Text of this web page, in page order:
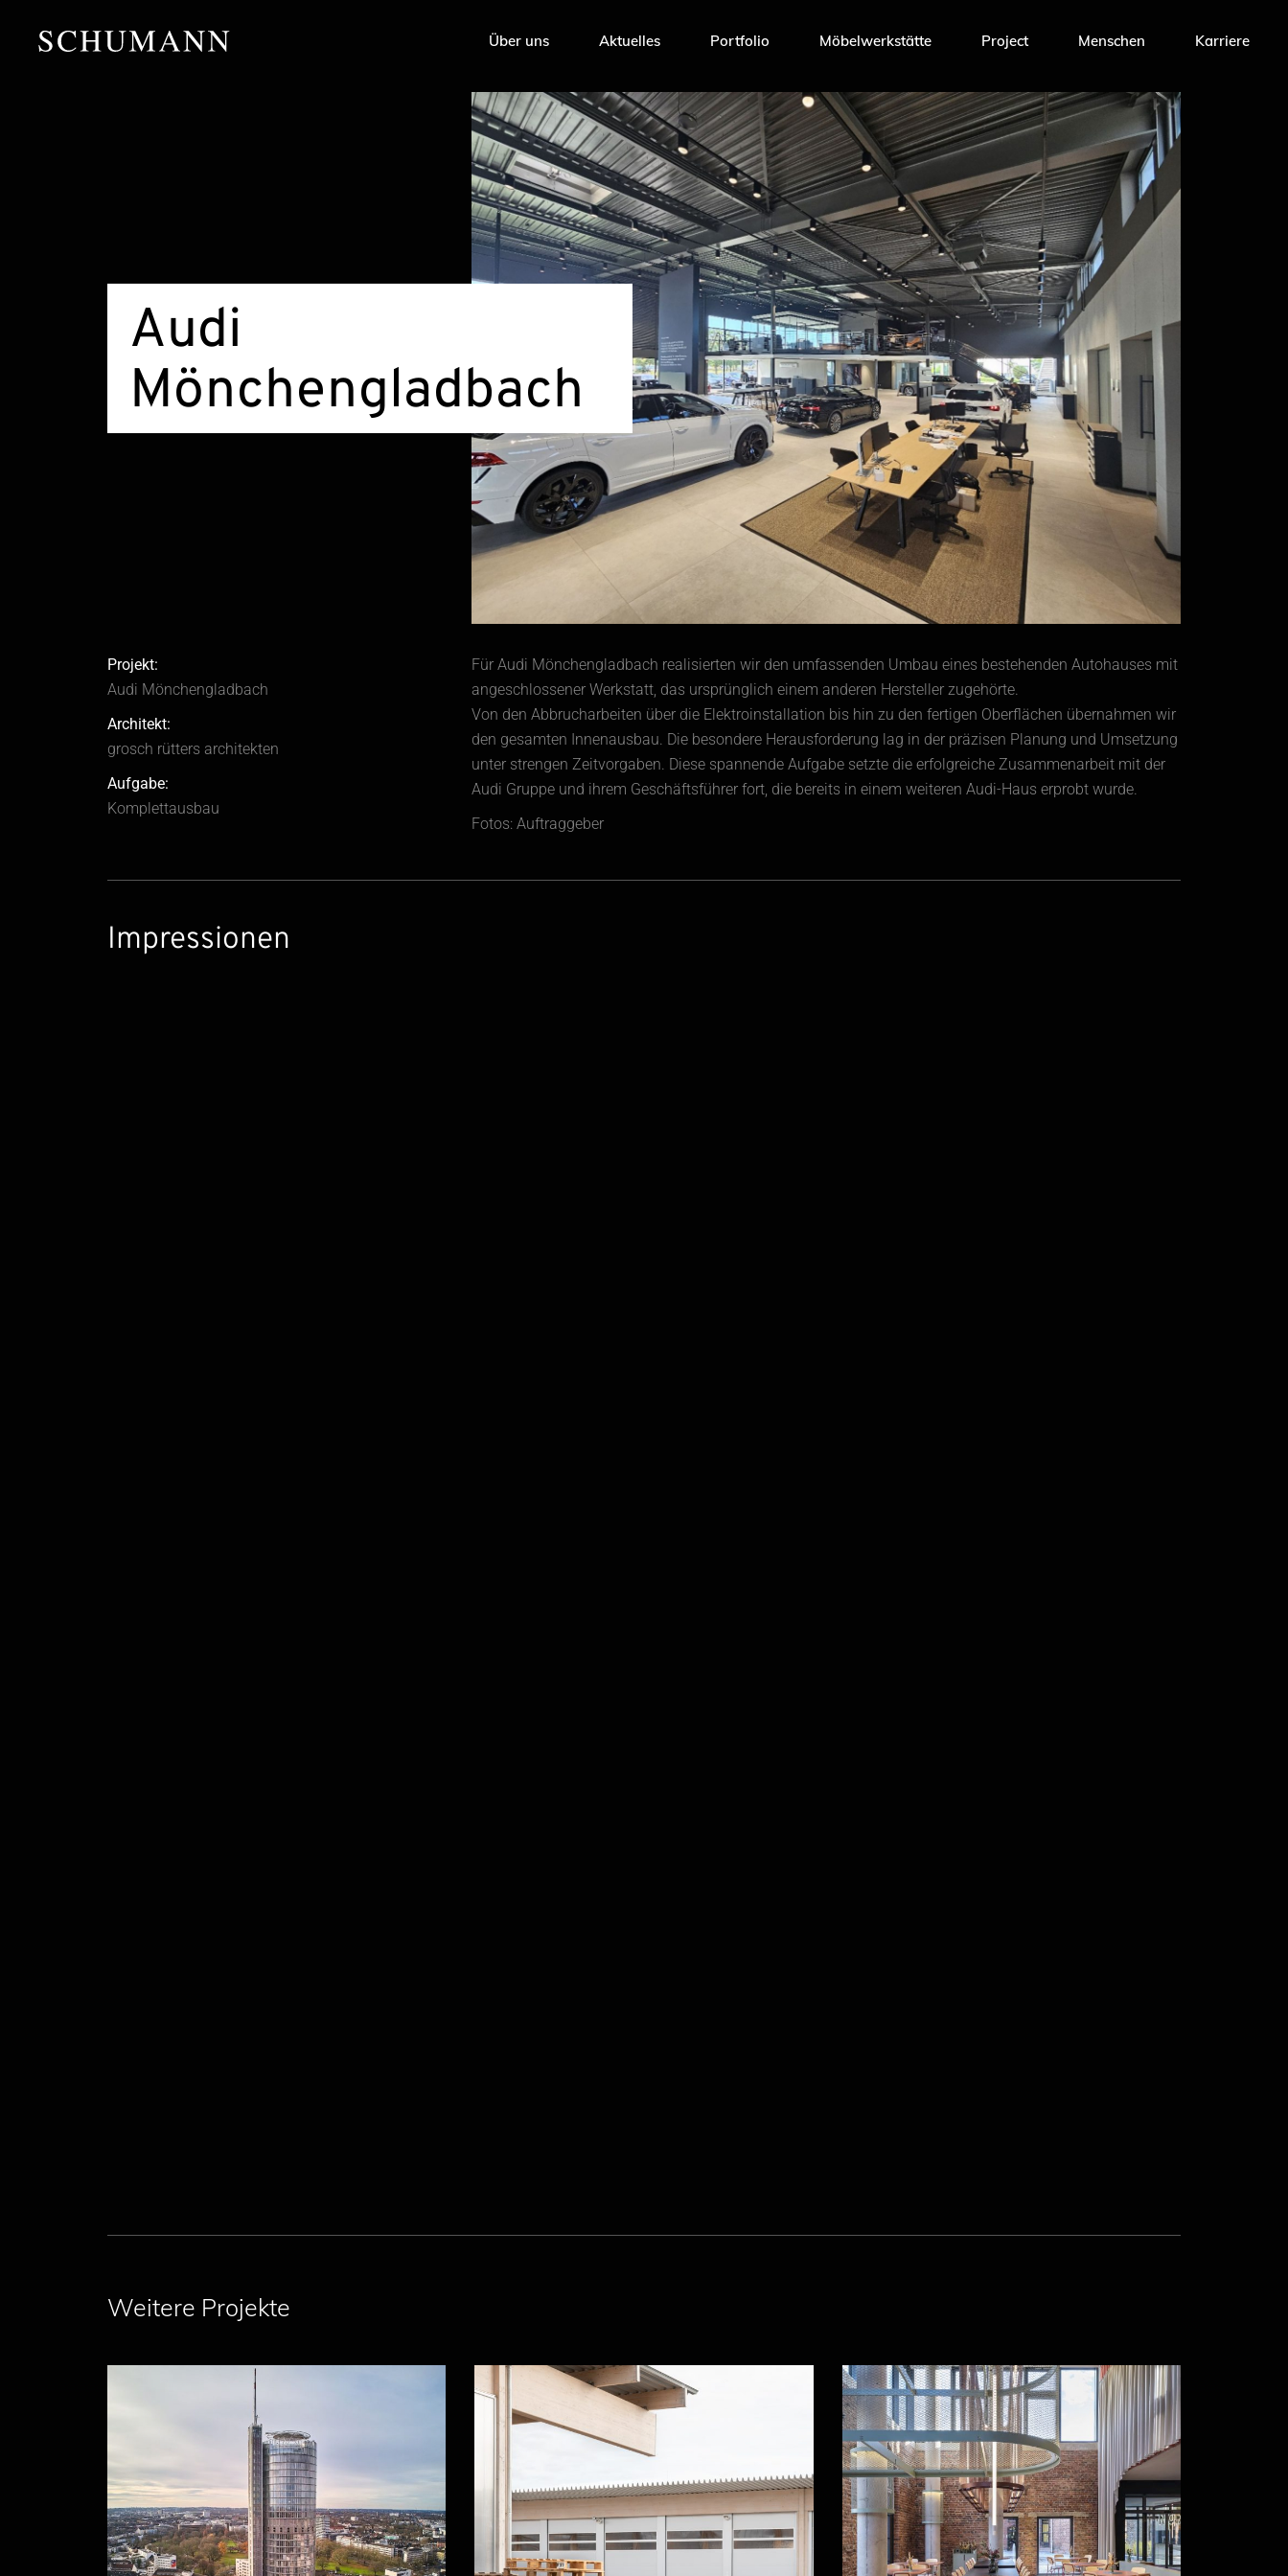
Über uns Aktuelles Portfolio Möbelwerkstätte Project Menschen
Team Möbelwerkstätte
Team Project
Karriere
Audi
Mönchengladbach
Projekt:
Audi Mönchengladbach
Architekt:
grosch rütters architekten
Aufgabe:
Komplettausbau
Für Audi Mönchengladbach realisierten wir den umfassenden Umbau eines bestehenden Autohauses mit
angeschlossener Werkstatt, das ursprünglich einem anderen Hersteller zugehörte.
Von den Abbrucharbeiten über die Elektroinstallation bis hin zu den fertigen Oberflächen übernahmen wir
den gesamten Innenausbau. Die besondere Herausforderung lag in der präzisen Planung und Umsetzung
unter strengen Zeitvorgaben. Diese spannende Aufgabe setzte die erfolgreiche Zusammenarbeit mit der
Audi Gruppe und ihrem Geschäftsführer fort, die bereits in einem weiteren Audi-Haus erprobt wurde.
Fotos: Auftraggeber
Impressionen
Weitere Projekte